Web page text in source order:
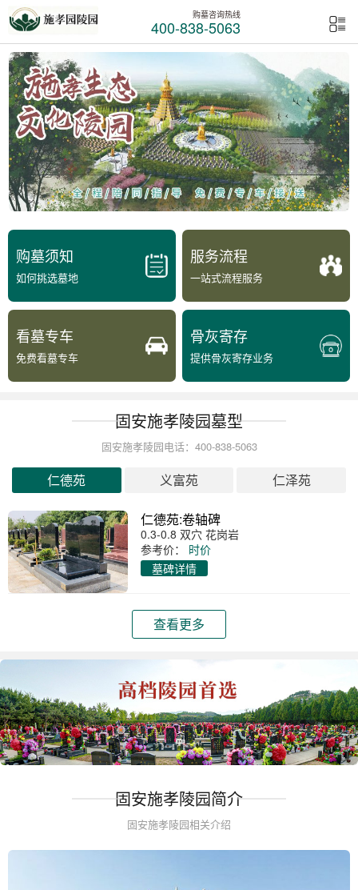
购墓咨询热线
400-838-5063
购墓须知
如何挑选墓地
服务流程
一站式流程服务
看墓专车
免费看墓专车
骨灰寄存
提供骨灰寄存业务
固安施孝陵园墓型
固安施孝陵园电话：400-838-5063
仁德苑 义富苑 仁泽苑
仁德苑:卷轴碑
0.3-0.8 双穴 花岗岩
参考价：
时价
墓碑详情
查看更多
固安施孝陵园简介
固安施孝陵园相关介绍